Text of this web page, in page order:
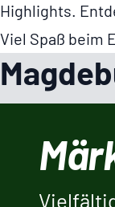
Highlights.
Viel Spaß beim
Alter Markt